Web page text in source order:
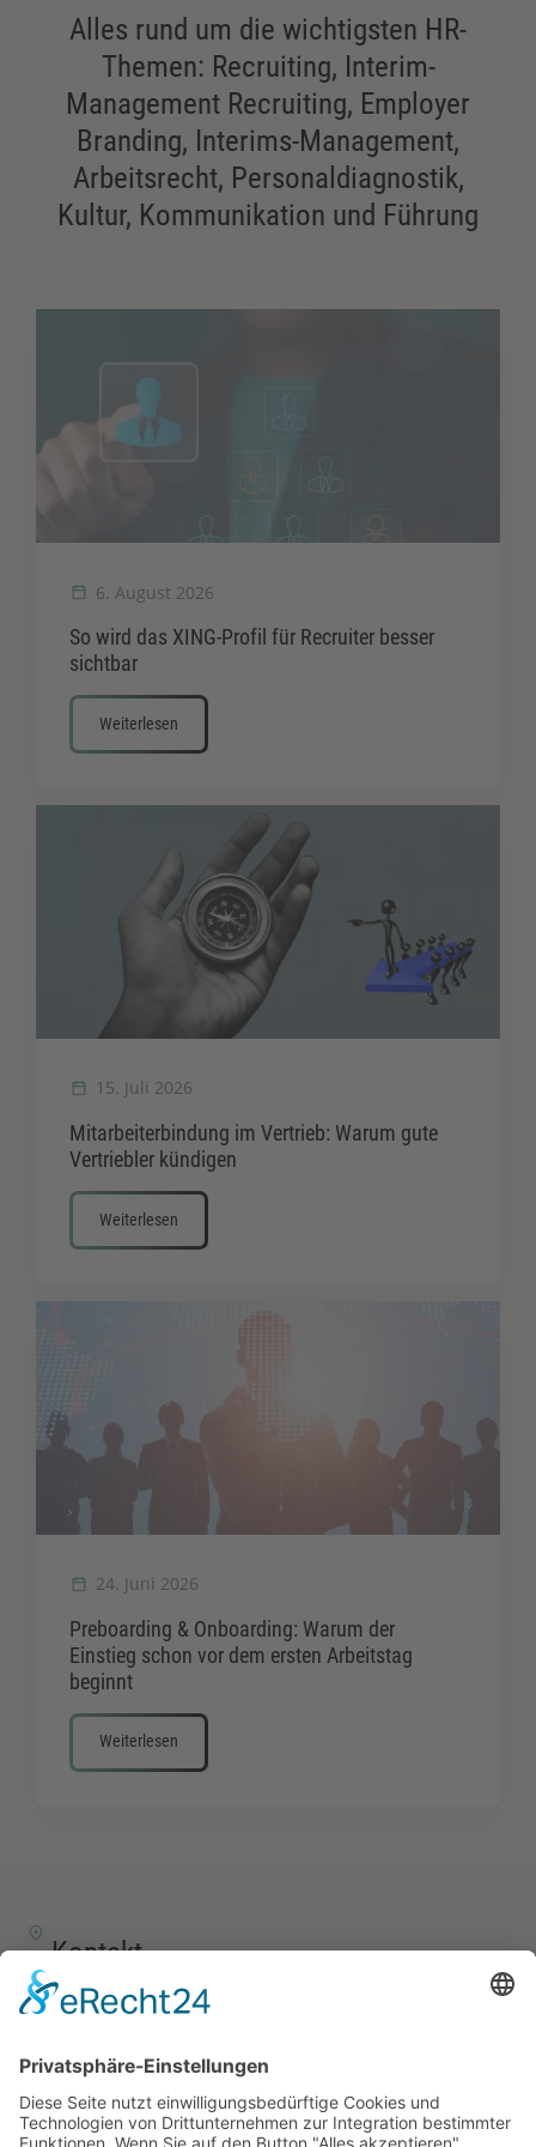
Alles rund um die wichtigsten HR-
Themen: Recruiting, Interim-
Management Recruiting, Employer
Branding, Interims-Management,
Arbeitsrecht, Personaldiagnostik,
Kultur, Kommunikation und Führung
6. August 2026
So wird das XING-Profil für Recruiter besser
sichtbar
Weiterlesen
15. Juli 2026
Mitarbeiterbindung im Vertrieb: Warum gute
Vertriebler kündigen
Weiterlesen
24. Juni 2026
Preboarding & Onboarding: Warum der
Einstieg schon vor dem ersten Arbeitstag
beginnt
Weiterlesen
Kontakt
TALENTSCOUT CONSULTING GmbH
57258 Freudenberg
+49 (0) 15117609865
office(at)talentscout.de